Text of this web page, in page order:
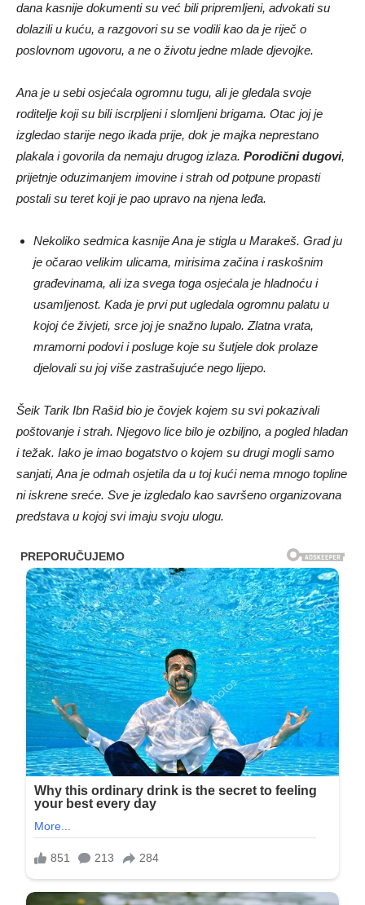
dana kasnije dokumenti su već bili pripremljeni, advokati su
dolazili u kuću, a razgovori su se vodili kao da je riječ o
poslovnom ugovoru, a ne o životu jedne mlade djevojke.
Ana je u sebi osjećala ogromnu tugu, ali je gledala svoje
roditelje koji su bili iscrpljeni i slomljeni brigama. Otac joj je
izgledao starije nego ikada prije, dok je majka neprestano
plakala i govorila da nemaju drugog izlaza. Porodični dugovi,
prijetnje oduzimanjem imovine i strah od potpune propasti
postali su teret koji je pao upravo na njena leđa.
Nekoliko sedmica kasnije Ana je stigla u Marakeš. Grad ju
je očarao velikim ulicama, mirisima začina i raskošnim
građevinama, ali iza svega toga osjećala je hladnoću i
usamljenost. Kada je prvi put ugledala ogromnu palatu u
kojoj će živjeti, srce joj je snažno lupalo. Zlatna vrata,
mramorni podovi i posluge koje su šutjele dok prolaze
djelovali su joj više zastrašujuće nego lijepo.
Šeik Tarik Ibn Rašid bio je čovjek kojem su svi pokazivali
poštovanje i strah. Njegovo lice bilo je ozbiljno, a pogled hladan
i težak. Iako je imao bogatstvo o kojem su drugi mogli samo
sanjati, Ana je odmah osjetila da u toj kući nema mnogo topline
ni iskrene sreće. Sve je izgledalo kao savršeno organizovana
predstava u kojoj svi imaju svoju ulogu.